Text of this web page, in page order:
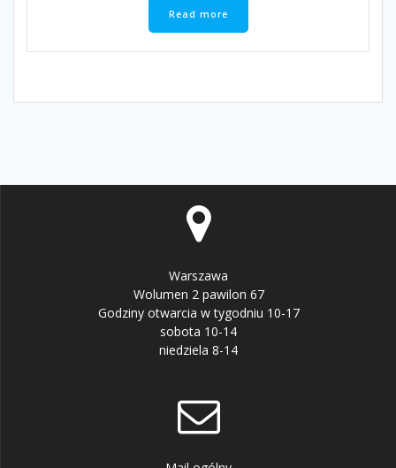
Read more
Warszawa
Wolumen 2 pawilon 67
Godziny otwarcia w tygodniu 10-17
sobota 10-14
niedziela 8-14